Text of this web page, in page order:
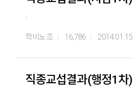
학비노조 16,786 2014.01.15
직종교섭결과(행정1차)